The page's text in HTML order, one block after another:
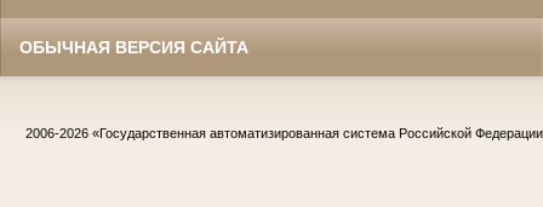
ОБЫЧНАЯ ВЕРСИЯ САЙТА
2006-2026 «Государственная автоматизированная система Российской